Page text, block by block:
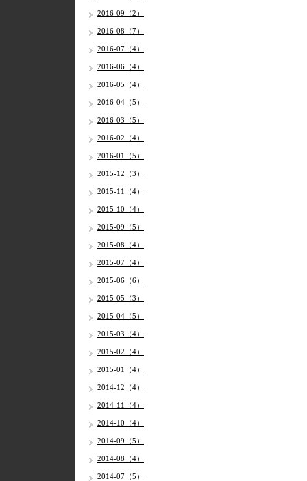
2016-09（2）
2016-08（7）
2016-07（4）
2016-06（4）
2016-05（4）
2016-04（5）
2016-03（5）
2016-02（4）
2016-01（5）
2015-12（3）
2015-11（4）
2015-10（4）
2015-09（5）
2015-08（4）
2015-07（4）
2015-06（6）
2015-05（3）
2015-04（5）
2015-03（4）
2015-02（4）
2015-01（4）
2014-12（4）
2014-11（4）
2014-10（4）
2014-09（5）
2014-08（4）
2014-07（5）